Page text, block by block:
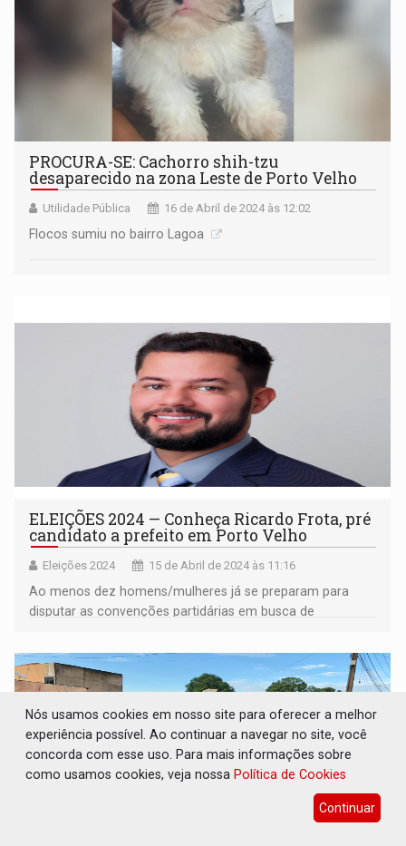
PROCURA-SE: Cachorro shih-tzu
desaparecido na zona Leste de Porto Velho
Utilidade Pública 16 de Abril de 2024 às 12:02
Flocos sumiu no bairro Lagoa
ELEIÇÕES 2024 — Conheça Ricardo Frota, pré
candidato a prefeito em Porto Velho
Eleições 2024 15 de Abril de 2024 às 11:16
Ao menos dez homens/mulheres já se preparam para
disputar as convenções partidárias em busca de
Nós usamos cookies em nosso site para oferecer a melhor
experiência possível. Ao continuar a navegar no site, você
concorda com esse uso. Para mais informações sobre
como usamos cookies, veja nossa Política de Cookies
Continuar